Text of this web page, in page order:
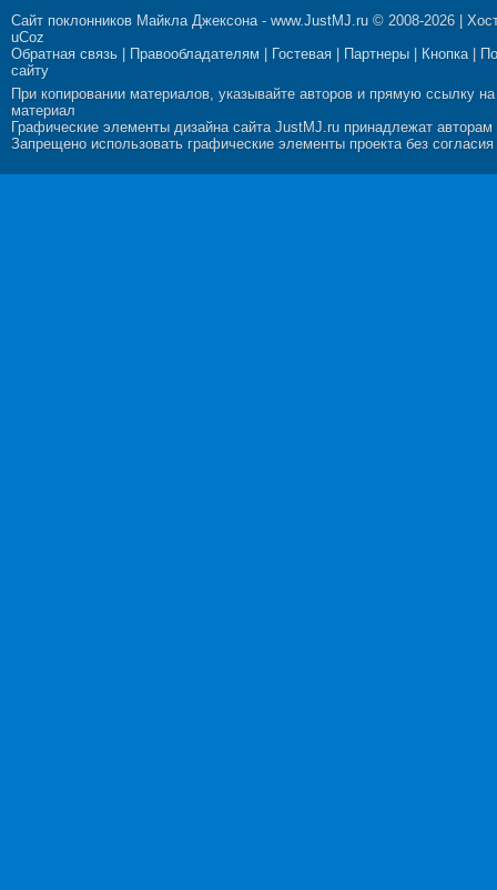
Сайт поклонников Майкла Джексона- www.JustMJ.ru © 2008-2026 |
uCoz
Обратная связь
Правообладателям Гостевая Партнеры Кнопка|
сайту
При копировании материалов, указывайте авторов и прямую ссылку на
материал
Графические элементы дизайна сайта JustMJ.ru принадлежат авторам
Запрещено использовать графические элементы проекта без согласия